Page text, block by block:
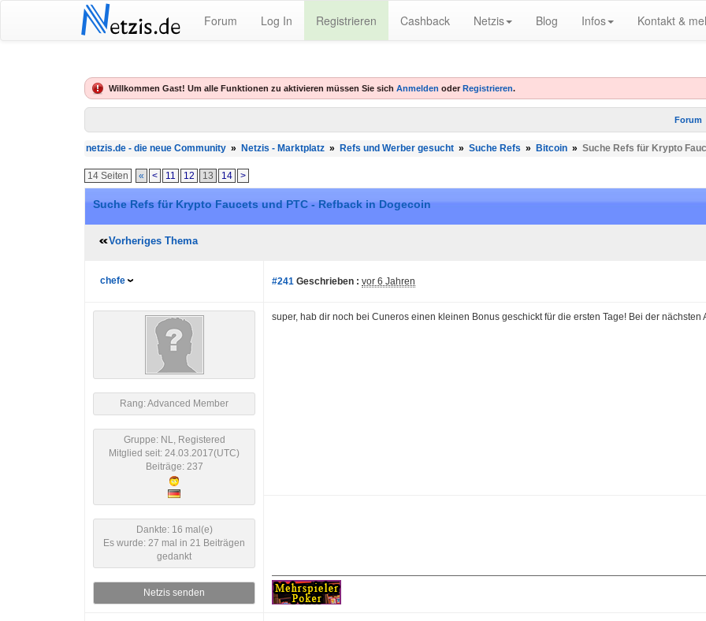
Netzis.de Forum Log In Registrieren Cashback Netzis Blog Infos Kontakt &
Willkommen Gast! Um alle Funktionen zu aktivieren müssen Sie sich Anmelden oder Registrieren.
Forum
netzis.de - die neue Community » Netzis - Marktplatz » Refs und Werber gesucht » Suche Refs » Bitcoin » Suche Refs für Krypto
14 Seiten « < 11 12 13 14 >
Suche Refs für Krypto Faucets und PTC - Refback in Dogecoin
Vorheriges Thema
chefe #241 Geschrieben : vor 6 Jahren
Rang: Advanced Member
Gruppe: NL, Registered
Mitglied seit: 24.03.2017(UTC)
Beiträge: 237
Dankte: 16 mal(e)
Es wurde: 27 mal in 21 Beiträgen
gedankt
Netzis senden
super, hab dir noch bei Cuneros einen kleinen Bonus geschickt für die ersten Tage! Bei der